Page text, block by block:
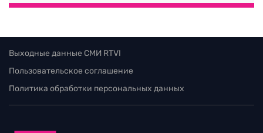
Выходные данные СМИ RTVI
Пользовательское соглашение
Политика обработки персональных данных